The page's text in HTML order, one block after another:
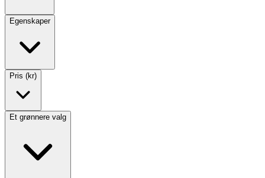
Egenskaper
Pris (kr)
Et grønnere valg